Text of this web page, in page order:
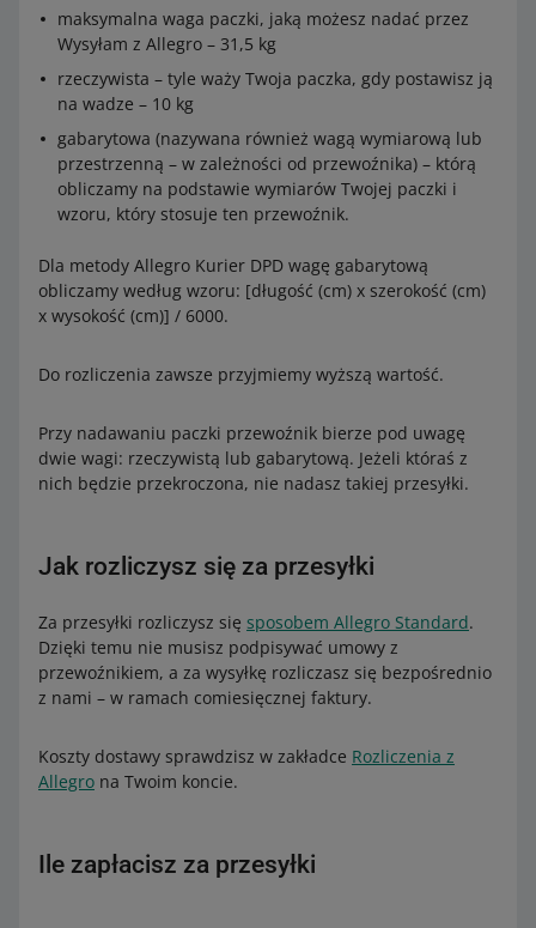
maksymalna waga paczki, jaką możesz nadać przez
Wysyłam z Allegro – 31,5 kg
rzeczywista – tyle waży Twoja paczka, gdy postawisz ją
na wadze – 10 kg
gabarytowa (nazywana również wagą wymiarową lub
przestrzenną – w zależności od przewoźnika) – którą
obliczamy na podstawie wymiarów Twojej paczki i
wzoru, który stosuje ten przewoźnik.
Dla metody Allegro Kurier DPD wagę gabarytową
obliczamy według wzoru: [długość (cm) x szerokość (cm)
x wysokość (cm)] / 6000.
Do rozliczenia zawsze przyjmiemy wyższą wartość.
Przy nadawaniu paczki przewoźnik bierze pod uwagę
dwie wagi: rzeczywistą lub gabarytową. Jeżeli któraś z
nich będzie przekroczona, nie nadasz takiej przesyłki.
Jak rozliczysz się za przesyłki
Za przesyłki rozliczysz się sposobem Allegro Standard.
Dzięki temu nie musisz podpisywać umowy z
przewoźnikiem, a za wysyłkę rozliczasz się bezpośrednio
z nami – w ramach comiesięcznej faktury.
Koszty dostawy sprawdzisz w zakładce Rozliczenia z
Allegro na Twoim koncie.
Ile zapłacisz za przesyłki